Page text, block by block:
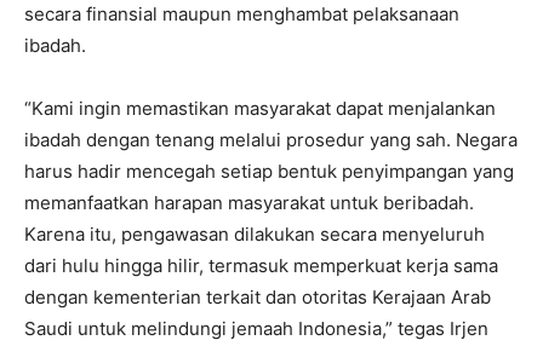
secara finansial maupun menghambat pelaksanaan
ibadah.
“Kami ingin memastikan masyarakat dapat menjalankan
ibadah dengan tenang melalui prosedur yang sah. Negara
harus hadir mencegah setiap bentuk penyimpangan yang
memanfaatkan harapan masyarakat untuk beribadah.
Karena itu, pengawasan dilakukan secara menyeluruh
dari hulu hingga hilir, termasuk memperkuat kerja sama
dengan kementerian terkait dan otoritas Kerajaan Arab
Saudi untuk melindungi jemaah Indonesia,” tegas Irjen